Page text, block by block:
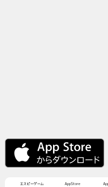
エスピーゲーム AppStore